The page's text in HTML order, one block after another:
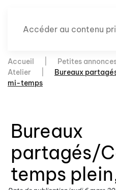
Accéder au contenu
Accueil Petites
Atelier
Bureaux
mi-temps
Bureaux
partagés/
temps